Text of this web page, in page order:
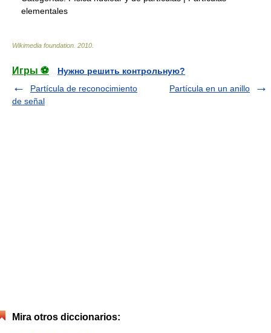
elementales
Wikimedia foundation 2010
Игры ⚽
Нужно решить контрольную?
Partícula de reconocimiento
de señal
Partícula en un anillo
Mira otros diccionarios: